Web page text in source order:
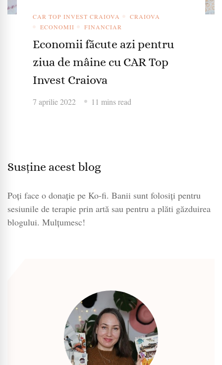
CAR TOP INVEST CRAIOVA
CRAIOVA
ECONOMII
FINANCIAR
Economii făcute azi pentru
ziua de mâine cu CAR Top
Invest Craiova
7 aprilie 2022 11 mins read
Susține acest blog
Poți face o donație pe Ko-fi. Banii sunt folosiți pentru
sesiunile de terapie prin artă sau pentru a plăti găzduirea
blogului. Mulțumesc!